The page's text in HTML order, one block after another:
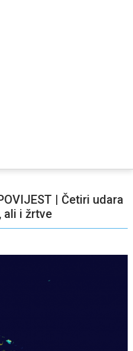
| Četiri udara
ali i žrtve